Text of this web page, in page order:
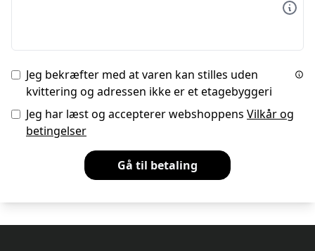
Jeg bekræfter med at varen kan stilles uden
kvittering og adressen ikke er et etagebyggeri
Jeg har læst og accepterer webshoppens Vilkår og
betingelser
Gå til betaling